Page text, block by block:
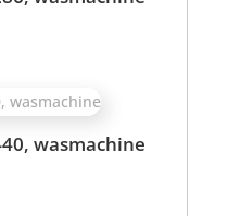
wasmachine